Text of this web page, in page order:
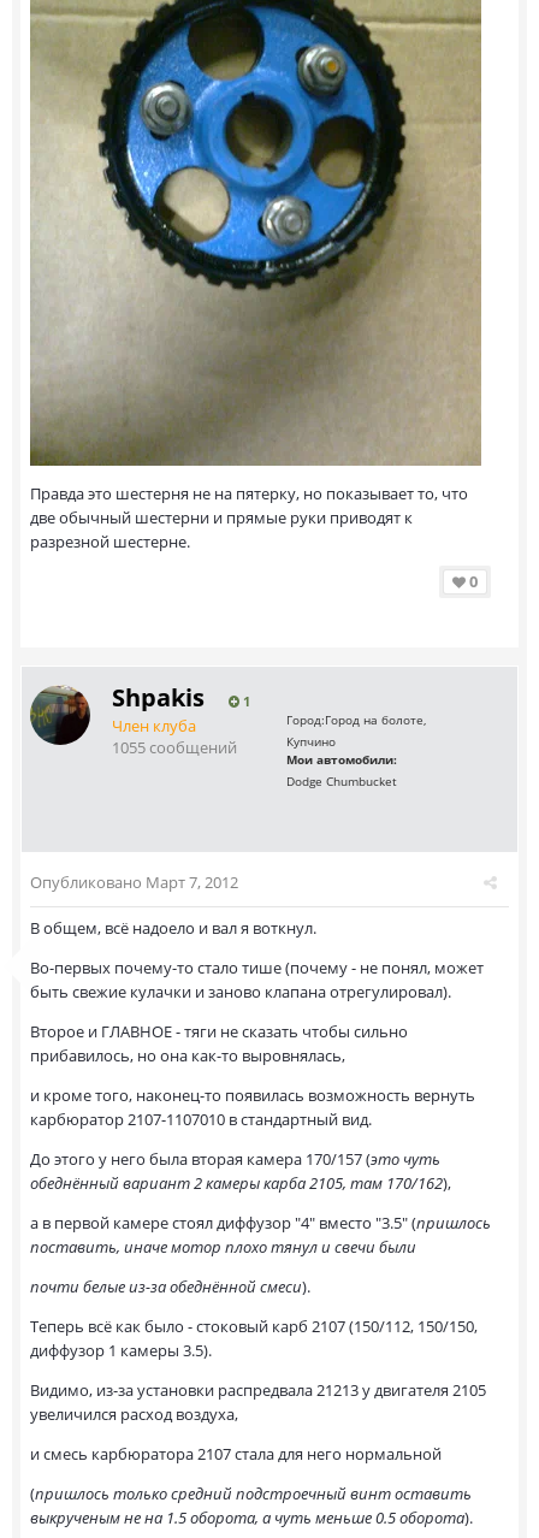
Правда это шестерня не на пятерку, но показывает то, что
две обычный шестерни и прямые руки приводят к
разрезной шестерне.
0
Shpakis 1
Член клуба
1055 сообщений
Город:Город на болоте,
Купчино
Мои автомобили:
Dodge Chumbucket
Опубликовано Март 7, 2012
В общем, всё надоело и вал я воткнул.
Во-первых почему-то стало тише (почему - не понял, может
быть свежие кулачки и заново клапана отрегулировал).
Второе и ГЛАВНОЕ - тяги не сказать чтобы сильно
прибавилось, но она как-то выровнялась,
и кроме того, наконец-то появилась возможность вернуть
карбюратор 2107-1107010 в стандартный вид.
До этого у него была вторая камера 170/157 (это чуть
обеднённый вариант 2 камеры карба 2105, там 170/162),
а в первой камере стоял диффузор "4" вместо "3.5" (пришлось
поставить, иначе мотор плохо тянул и свечи были
почти белыеиз-за обеднённой смеси).
Теперь всё как было - стоковый карб 2107 (150/112, 150/150,
диффузор 1 камеры 3.5).
Видимо, из-за установки распредвала 21213 у двигателя 2105
увеличился расход воздуха,
и смесь карбюратора 2107 стала для него нормальной
(пришлось только средний подстроечный винт оставить
выкрученым не на 1.5 оборота, а чуть меньше 0.5 оборота).